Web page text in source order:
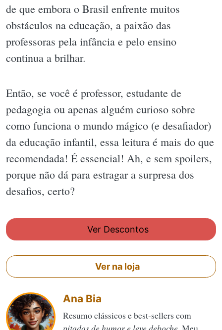
de que embora o Brasil enfrente muitos
obstáculos na educação, a paixão das
professoras pela infância e pelo ensino
continua a brilhar.
Então, se você é professor, estudante de
pedagogia ou apenas alguém curioso sobre
como funciona o mundo mágico (e desafiador)
da educação infantil, essa leitura é mais do que
recomendada! É essencial! Ah, e sem spoilers,
porque não dá para estragar a surpresa dos
desafios, certo?
Ver Descontos
Ver na loja
Ana Bia
Resumo clássicos e best-sellers com